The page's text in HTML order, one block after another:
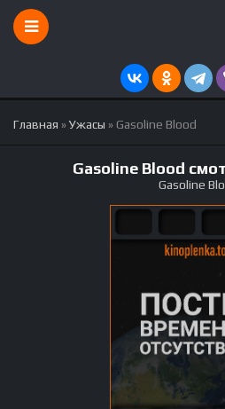
Главная »Ужасы » Gasoline Blood
Gasoline Blood
Gasoline